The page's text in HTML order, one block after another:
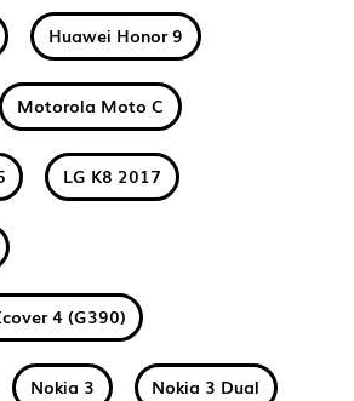
Huawei Honor 9
Motorola Moto C
LG K8 2017
4 (G390)
Nokia 3 Nokia 3 Dual